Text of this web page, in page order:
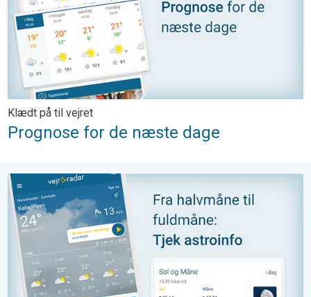
Klædt på til vejret
Prognose for de næste dage
Astroinfo: Fokus på solen og månen. Astro. . .